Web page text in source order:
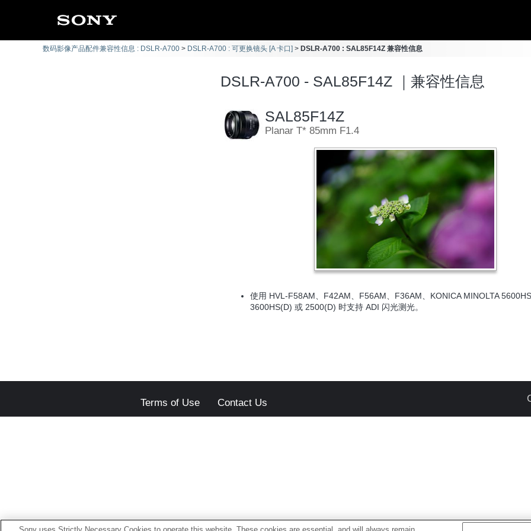
数码影像产品配件兼容性信息 : DSLR-A700 DSLR-A700 : 可更换镜头 [A 卡口] DSLR-A700 : SAL85F14Z 兼容性信息
DSLR-A700 - SAL85F14Z ｜兼容性信息
SAL85F14Z
Planar T* 85mm F1.4
使用 HVL-F58AM、F42AM、F56AM、F36AM、KONICA MINOLTA
3600HS(D) 或 2500(D) 时支持 ADI 闪光测光。
Terms of Use Contact Us